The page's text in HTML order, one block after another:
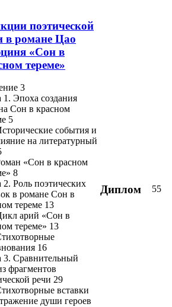
поэтической
в романе Цао
«Сон в
тереме»
3
1. Эпоха создания
Сон в красном
5
события и
на литературный
«Сон в красном
8
2. Роль поэтических
в романе Сон в
тереме 13
арий «Сон в
тереме» 13
16
3. Сравнительный
фрагментов
речи 29
вставки
души героев
Диплом 55